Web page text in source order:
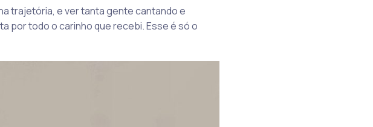
trajetória, e ver tanta gente cantando e
por todo o carinho que recebi. Esse é só o